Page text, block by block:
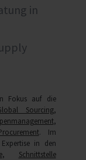
in
Fokus auf die
Sourcing,
,
. Im
in den
, Schnittstelle